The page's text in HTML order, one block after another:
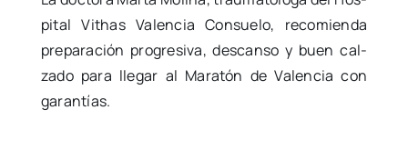
pi­tal Vithas Valen­cia Con­sue­lo, reco­mien­da
pre­pa­ra­ción pro­gre­si­va, des­can­so y buen cal­
za­do para lle­gar al Mara­tón de Valen­cia con
garan­tías.